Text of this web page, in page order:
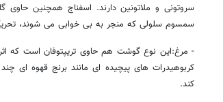
سروتونی و ملاتونین دارند. اسفناج همچنین
سمسوم سلولی که منجر به بی خوابی می شوند،
- مرغ:این نوع گوشت هم حاوی تریپتوفان است که
کربوهیدرات های پیچیده ای مانند برنج قهوه ای
کند.